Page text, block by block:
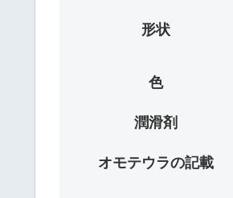
形状
色
潤滑剤
オモテウラの記載